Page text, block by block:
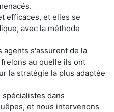
efficaces, et elles se
avec la méthode
agents s'assurent de la
au quelle ils ont
la stratégie la plus adaptée
dans
et nous intervenons